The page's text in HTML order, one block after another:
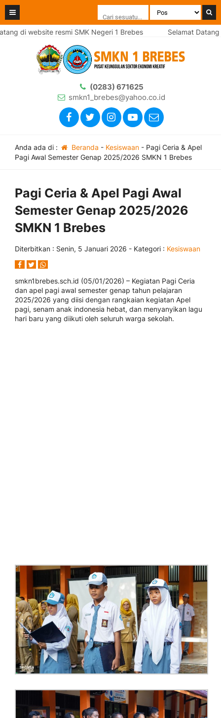
website resmi SMK Negeri 1 Brebes Selamat Datang di
(0283) 671625
smkn1_brebes@yahoo.co.id
Anda ada di : Beranda - Kesiswaan- Pagi Ceria & Apel
Pagi Awal Semester Genap 2025/2026 SMKN 1 Brebes
Pagi Ceria & Apel Pagi Awal
Semester Genap 2025/2026
SMKN 1 Brebes
Diterbitkan : Senin, 5 Januari 2026 - Kategori : Kesiswaan
smkn1brebes.sch.id (05/01/2026) – Kegiatan Pagi Ceria
dan apel pagi awal semester genap tahun pelajaran
2025/2026 yang diisi dengan rangkaian kegiatan Apel
pagi, senam anak indonesia hebat, dan menyanyikan lagu
hari baru yang diikuti oleh seluruh warga sekolah.